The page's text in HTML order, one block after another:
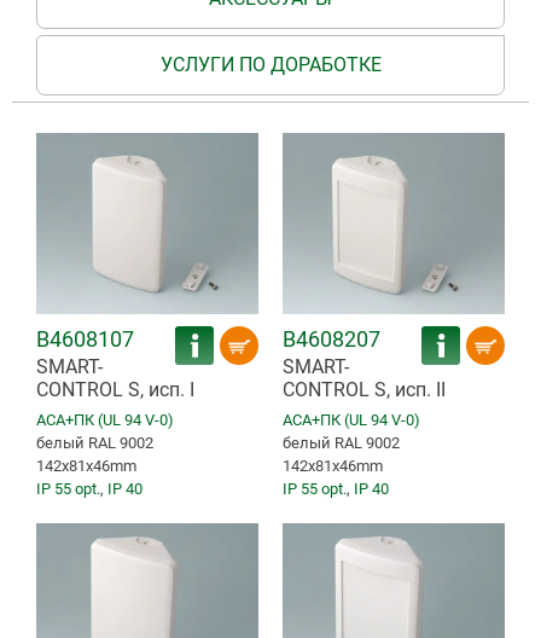
УСЛУГИ ПО ДОРАБОТКЕ
B4608107
SMART-
CONTROL S, исп. I
ACA+ПК (UL 94 V-0)
белый RAL 9002
142x81x46mm
IP 55 opt., IP 40
B4608207
SMART-
CONTROL S, исп. II
ACA+ПК (UL 94 V-0)
белый RAL 9002
142x81x46mm
IP 55 opt., IP 40